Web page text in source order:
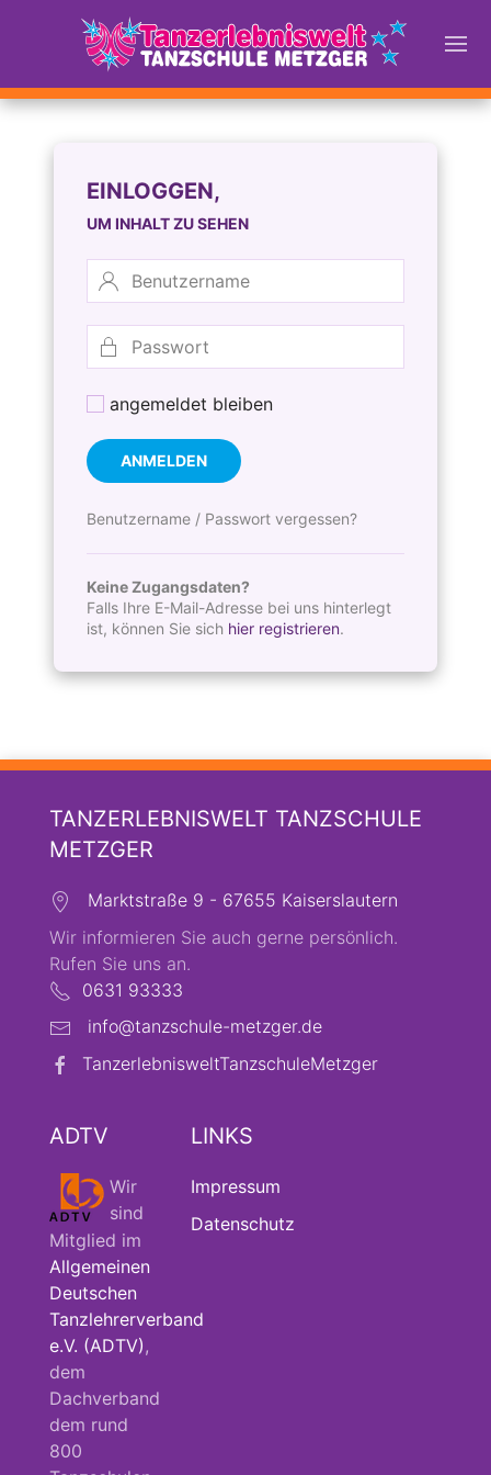
EINLOGGEN,
UM INHALT ZU SEHEN
angemeldet bleiben
ANMELDEN
Benutzername / Passwort vergessen?
Keine Zugangsdaten?
Falls Ihre E-Mail-Adresse bei uns hinterlegt
ist, können Sie sich hier registrieren.
TANZERLEBNISWELT TANZSCHULE
METZGER
Marktstraße 9 - 67655 Kaiserslautern
Wir informieren Sie auch gerne persönlich.
Rufen Sie uns an.
0631 93333
info@tanzschule-metzger.de
TanzerlebnisweltTanzschuleMetzger
ADTV
Wir
sind
Mitglied im
Allgemeinen
Deutschen
Tanzlehrerverband
e.V. (ADTV) ,
dem
Dachverband
dem rund
800
LINKS
Impressum
Datenschutz